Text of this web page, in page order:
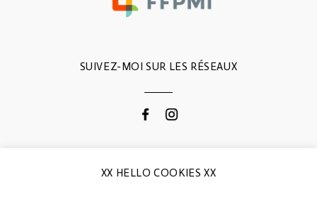
SUIVEZ-MOI SUR LES RÉSEAUX
CONTACTEZ-MOI
XX HELLO COOKIES XX